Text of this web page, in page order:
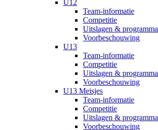
U12
Team-informatie
Competitie
Uitslagen & programma
Voorbeschouwing
U13
Team-informatie
Competitie
Uitslagen & programma
Voorbeschouwing
U13 Meisjes
Team-informatie
Competitie
Uitslagen & programma
Voorbeschouwing